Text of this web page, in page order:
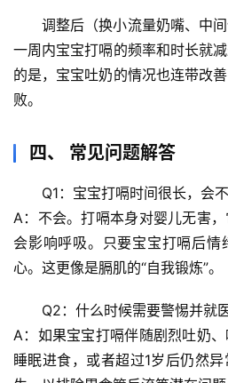
科
技
沿
理
驿
站
谣
求
真
调整后（换小流量奶嘴、中
一周内宝宝打嗝的频率和时长就
的是，宝宝吐奶的情况也连带改善
败。
四、 常见问题解答
Q1：宝宝打嗝时间很长，会
A：不会。打嗝本身对婴儿无害
会影响呼吸。只要宝宝打嗝后情
心。这更像是膈肌的“自我锻炼”。
Q2：什么时候需要警惕并就医
A：如果宝宝打嗝伴随剧烈吐奶
睡眠进食，或者超过1岁后仍然